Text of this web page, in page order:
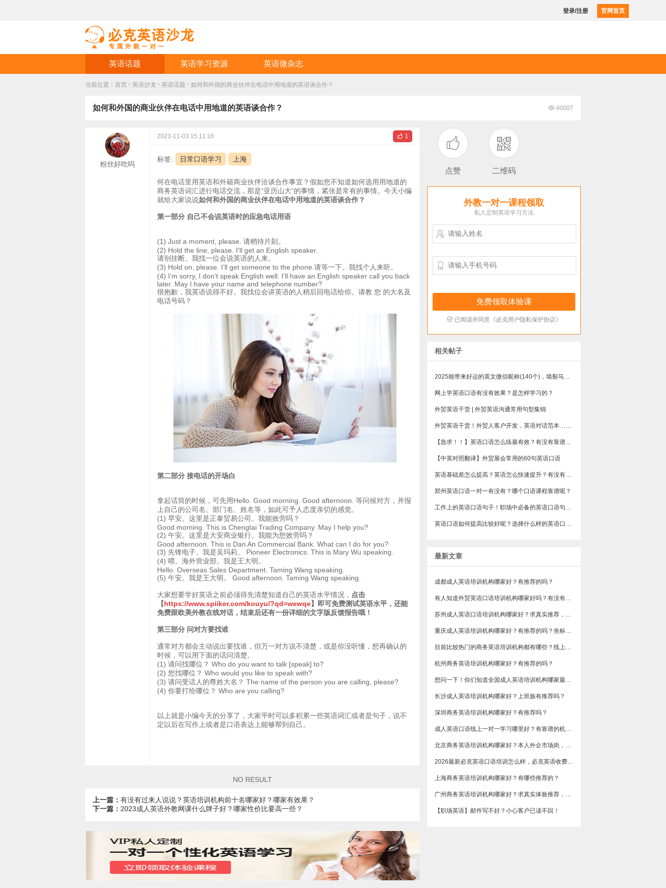
登录/注册 官网首页
英语话题 英语学习资源 英语微杂志
当前位置： 首页 > 英语沙龙 > 英语话题 > 如何和外国的商业伙伴在电话中用地道的英语谈合作？
 40007
如何和外国的商业伙伴在电话中用地道的英语谈合作？

点赞 二维码
外教一对一课程领取
私人定制英语学习方法


 已阅读并同意《必克用户隐私保护协议》
相关帖子
​2025能带来好运的英文微信昵称(140个)，墙裂马住！！
网上学英语口语有没有效果？是怎样学习的？
外贸英语干货 | 外贸英语沟通常用句型集锦
外贸英语干货！外贸人客户开发，英语对话范本……
【急求！！】英语口语怎么练最有效？有没有靠谱点的英语口语培训班？
【中英对照翻译】外贸展会常用的60句英语口语
​英语基础差怎么提高？英语怎么快速提升？有没有过来人说说看
郑州英语口语一对一有没有？哪个口语课程靠谱呢？
工作上的英语口语句子！职场中必备的英语口语句子，建议收藏起来！
英语口语如何提高比较好呢？选择什么样的英语口语机构好？
最新文章
成都成人英语培训机构哪家好？有推荐的吗？
有人知道外贸英语口语培训机构哪家好吗？有没有排行榜参考一下？最好说下费用
苏州成人英语口语培训机构哪家好？求真实推荐，广告勿扰，谢谢！
重庆成人英语培训机构哪家好？有推荐的吗？坐标重庆，目前在解放碑一家外贸公司做跟单
目前比较热门的商务英语培训机构都有哪些？线上好吗？还是线下呢？
杭州商务英语培训机构哪家好？有推荐的吗？
想问一下！你们知道全国成人英语培训机构哪家最好吗？收费多少呢？
长沙成人英语培训机构哪家好？上班族有推荐吗？
深圳商务英语培训机构哪家好？有推荐吗？
成人英语口语线上一对一学习哪里好？有靠谱的机构可以推荐吗？
​北京商务英语培训机构哪家好？本人外企市场岗，急需提升谈判和汇报口语，求真实体验分享，广告勿扰，谢谢
2026最新必克英语口语培训怎么样，必克英语收费价格多少？
上海商务英语培训机构哪家好？有哪些推荐的？
广州商务英语培训机构哪家好？求真实体验推荐，侧重职场口语和邮件写作。
【职场英语】邮件写不好？小心客户已读不回！
粉丝好吃吗
 1
2023-11-03 15:11:16
标签: 日常口语学习 上海
何在电话里用英语和外籍商业伙伴洽谈合作事宜？假如您不知道如何选用用地道的
商务英语词汇进行电话交流，那是“亚历山大”的事情，紧张是常有的事情。今天小编
就给大家说说如何和外国的商业伙伴在电话中用地道的英语谈合作？
第一部分 自己不会说英语时的应急电话用语
(1) Just a moment, please. 请稍待片刻。
(2) Hold the line, please. I’ll get an English speaker.
请别挂断。我找一位会说英语的人来。
(3) Hold on, please. I’ll get someone to the phone.请等一下。我找个人来听。
(4) I’m sorry, I don’t speak English well. I’ll have an English speaker call you back
later. May I have your name and telephone number?
很抱歉，我英语说得不好。我找位会讲英语的人稍后回电话给你。请教 您 的大名及
电话号码？
第二部分 接电话的开场白
拿起话筒的时候，可先用Hello. Good morning. Good afternoon. 等问候对方，并报
上自己的公司名、部门名、姓名等，如此可予人态度亲切的感觉。
(1) 早安。这里是正泰贸易公司。我能效劳吗？
Good morning. This is Chengtai Trading Company. May I help you?
(2) 午安。这里是大安商业银行。我能为您效劳吗？
Good afternoon. This is Dan An Commercial Bank. What can I do for you?
(3) 先锋电子。我是吴玛莉。 Pioneer Electronics. This is Mary Wu speaking.
(4) 喂。海外营业部。我是王大明。
Hello. Overseas Sales Department. Taming Wang speaking.
(5) 午安。我是王大明。 Good afternoon. Taming Wang speaking.
大家想要学好英语之前必须得先清楚知道自己的英语水平情况， 点击
【https://www.spiiker.com/kouyu/?qd=wewqe】即可免费测试英语水平，还能
免费跟欧美外教在线对话，结束后还有一份详细的文字版反馈报告哦！
第三部分 问对方要找谁
通常对方都会主动说出要找谁，但万一对方说不清楚，或是你没听懂，想再确认的
时候，可以用下面的话问清楚。
(1) 请问找哪位？ Who do you want to talk [speak] to?
(2) 您找哪位？ Who would you like to speak with?
(3) 请问受话人的尊姓大名？ The name of the person you are calling, please?
(4) 你要打给哪位？ Who are you calling?
以上就是小编今天的分享了，大家平时可以多积累一些英语词汇或者是句子，说不
定以后在写作上或者是口语表达上能够帮到自己。
NO RESULT
上一篇： 有没有过来人说说？英语培训机构前十名哪家好？哪家有效果？
下一篇： 2023成人英语外教网课什么牌子好？哪家性价比要高一些？